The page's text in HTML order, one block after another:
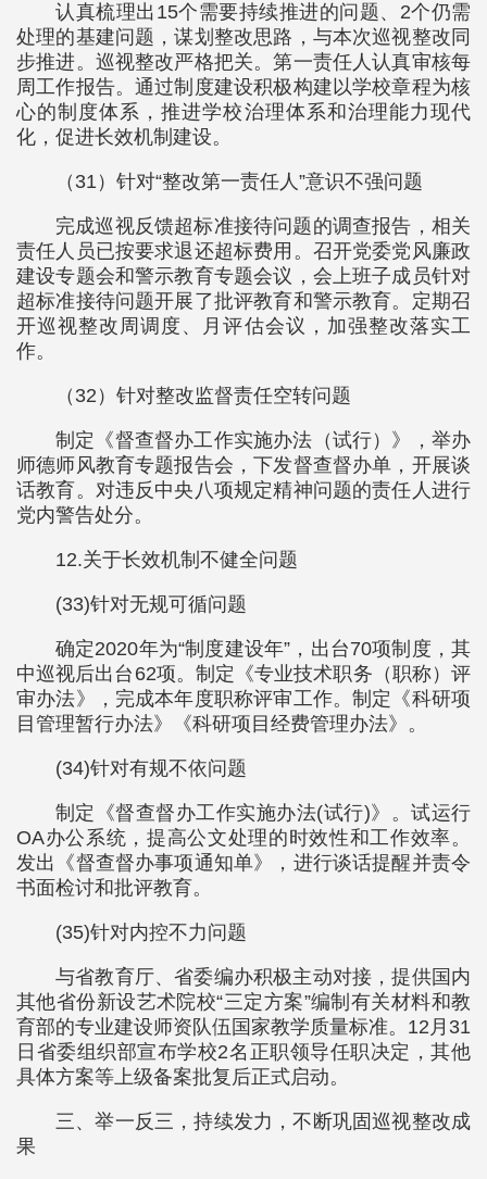
认真梳理出15个需要持续推进的问题、2个仍需
处理的基建问题，谋划整改思路，与本次巡视整改同
步推进。巡视整改严格把关。第一责任人认真审核每
周工作报告。通过制度建设积极构建以学校章程为核
心的制度体系，推进学校治理体系和治理能力现代
化，促进长效机制建设。
（31）针对“整改第一责任人”意识不强问题
完成巡视反馈超标准接待问题的调查报告，相关
责任人员已按要求退还超标费用。召开党委党风廉政
建设专题会和警示教育专题会议，会上班子成员针对
超标准接待问题开展了批评教育和警示教育。定期召
开巡视整改周调度、月评估会议，加强整改落实工
作。
（32）针对整改监督责任空转问题
制定《督查督办工作实施办法（试行）》，举办
师德师风教育专题报告会，下发督查督办单，开展谈
话教育。对违反中央八项规定精神问题的责任人进行
党内警告处分。
12.关于长效机制不健全问题
(33)针对无规可循问题
确定2020年为“制度建设年”，出台70项制度，其
中巡视后出台62项。制定《专业技术职务（职称）评
审办法》，完成本年度职称评审工作。制定《科研项
目管理暂行办法》《科研项目经费管理办法》。
(34)针对有规不依问题
制定《督查督办工作实施办法(试行)》。试运行
OA办公系统，提高公文处理的时效性和工作效率。
发出《督查督办事项通知单》，进行谈话提醒并责令
书面检讨和批评教育。
(35)针对内控不力问题
与省教育厅、省委编办积极主动对接，提供国内
其他省份新设艺术院校“三定方案”编制有关材料和教
育部的专业建设师资队伍国家教学质量标准。12月31
日省委组织部宣布学校2名正职领导任职决定，其他
具体方案等上级备案批复后正式启动。
三、举一反三，持续发力，不断巩固巡视整改成
果